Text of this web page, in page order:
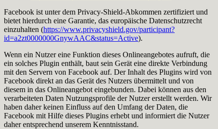
Facebook ist unter dem Privacy-Shield-Abkommen zertifiziert und
bietet hierdurch eine Garantie, das europäische Datenschutzrecht
einzuhalten (https://www.privacyshield.gov/participant?
id=a2zt0000000GnywAAC&status=Active).
Wenn ein Nutzer eine Funktion dieses Onlineangebotes aufruft, die
ein solches Plugin enthält, baut sein Gerät eine direkte Verbindung
mit den Servern von Facebook auf. Der Inhalt des Plugins wird von
Facebook direkt an das Gerät des Nutzers übermittelt und von
diesem in das Onlineangebot eingebunden. Dabei können aus den
verarbeiteten Daten Nutzungsprofile der Nutzer erstellt werden. Wir
haben daher keinen Einfluss auf den Umfang der Daten, die
Facebook mit Hilfe dieses Plugins erhebt und informiert die Nutzer
daher entsprechend unserem Kenntnisstand.